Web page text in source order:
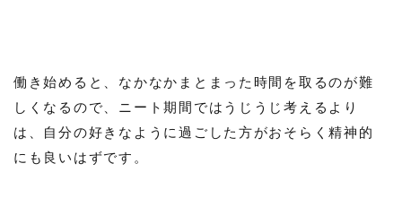
働き始めると、なかなかまとまった時間を取るのが難
しくなるので、ニート期間ではうじうじ考えるより
は、自分の好きなように過ごした方がおそらく精神的
にも良いはずです。